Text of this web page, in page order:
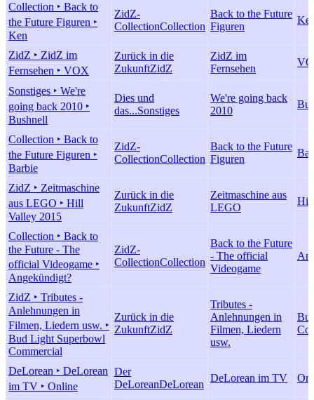
Collection ‣ Back to
the Future Figuren ‣
Ken
ZidZ-
CollectionCollection
Back to the Future
Figuren
ZidZ ‣ ZidZ im
Fernsehen ‣ VOX
Zurück in die
ZukunftZidZ
ZidZ im
Fernsehen
Sonstiges ‣ We're
going back 2010 ‣
Bushnell
Dies und
das...Sonstiges
We're going back
2010
Collection ‣ Back to
the Future Figuren ‣
Barbie
ZidZ-
CollectionCollection
Back to the Future
Figuren
ZidZ ‣ Zeitmaschine
aus LEGO ‣ Hill
Valley 2015
Zurück in die
ZukunftZidZ
Zeitmaschine aus
LEGO
Hill
Collection ‣ Back to
the Future - The
official Videogame ‣
Angekündigt?
ZidZ-
CollectionCollection
Back to the Future
- The official
Videogame
ZidZ ‣ Tributes -
Anlehnungen in
Filmen, Liedern usw. ‣
Bud Light Superbowl
Commercial
Zurück in die
ZukunftZidZ
Tributes -
Anlehnungen in
Filmen, Liedern
usw.
DeLorean ‣ DeLorean
im TV ‣ Online
Der
DeLoreanDeLorean
DeLorean im TV